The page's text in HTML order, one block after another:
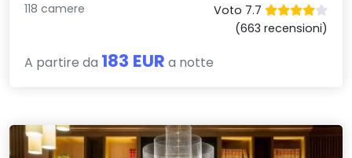
118 camere
Voto 7.7
(663 recensioni)
A partire da 183 EUR a notte